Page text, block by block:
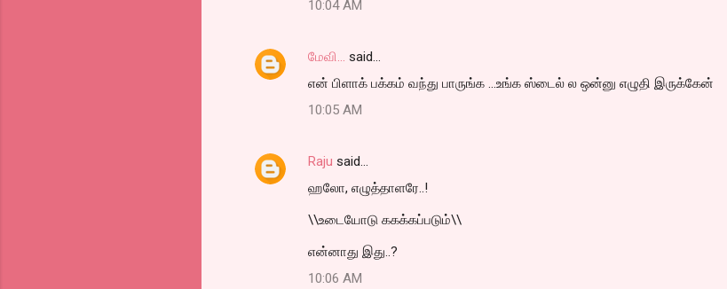
10:04 AM
மேவி... said…
என் பிளாக் பக்கம் வந்து பாருங்க ...உங்க ஸ்டைல் ல ஒன்னு எழுதி இருக்கேன்
10:05 AM
Raju said…
ஹலோ, எழுத்தாளரே..!
\\உடையோடு ககக்கப்படும்\\
என்னாது இது..?
10:06 AM